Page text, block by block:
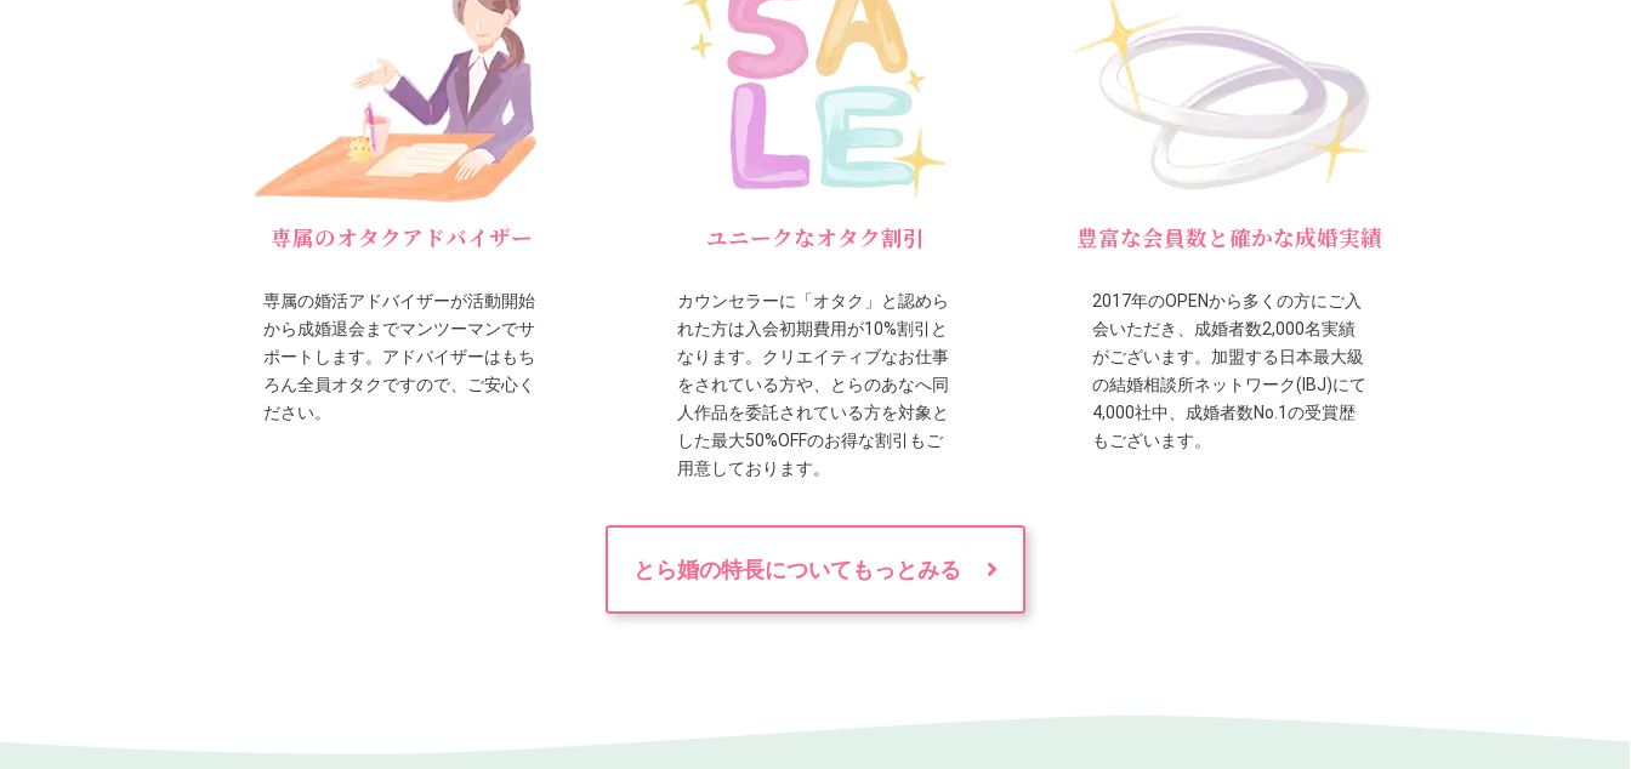
専属のオタクアドバイザー
専属の婚活アドバイザーが活動開始
から成婚退会までマンツーマンでサ
ポートします。アドバイザーはもち
ろん全員オタクですので、ご安心く
ださい。
ユニークなオタク割引
カウンセラーに「オタク」と認めら
れた方は入会初期費用が10%割引と
なります。クリエイティブなお仕事
をされている方や、とらのあなへ同
人作品を委託されている方を対象と
した最大50%OFFのお得な割引もご
用意しております。
豊富な会員数と確かな成婚実績
2017年のOPENから多くの方にご入
会いただき、成婚者数2,000名実績
がございます。加盟する日本最大級
の結婚相談所ネットワーク(IBJ)にて
4,000社中、成婚者数No.1の受賞歴
もございます。
とら婚の特長についてもっとみる